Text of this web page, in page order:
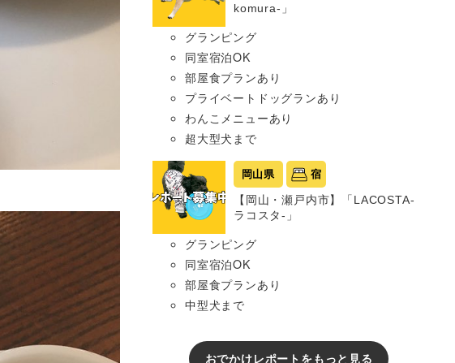
komura-」
グランピング
同室宿泊OK
部屋食プランあり
プライベートドッグランあり
わんこメニューあり
超大型犬まで
岡山県 宿
【岡山・瀬戸内市】「LACOSTA-
ラコスタ-」
グランピング
同室宿泊OK
部屋食プランあり
中型犬まで
おでかけレポートをもっと見る